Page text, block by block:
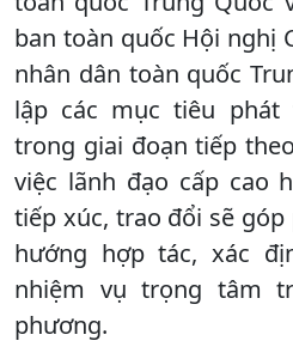
ban toàn quốc Hội nghị
nhân dân toàn quốc
lập các mục tiêu
trong giai đoạn tiếp
việc lãnh đạo cấp cao
tiếp xúc, trao đổi sẽ
hướng hợp tác, xác
nhiệm vụ trọng tâm
phương.